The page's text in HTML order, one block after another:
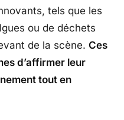
tels que les
ou de déchets
de la scène. Ces
d’affirmer leur
tout en